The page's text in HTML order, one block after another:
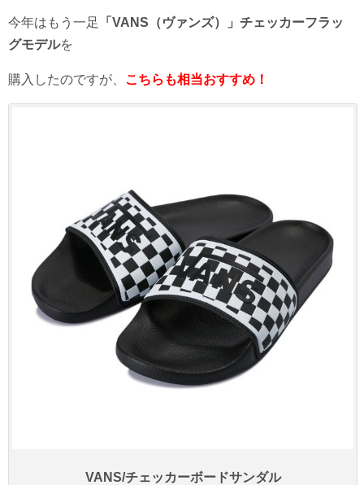
今年はもう一足
「VANS（ヴァンズ）」チェッカーフラッ
グモデルを
購入したのですが、 こちらも相当おすすめ！
VANS/チェッカーボードサンダル